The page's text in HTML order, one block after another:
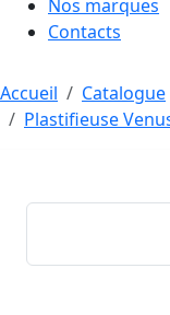
Nos marques
Contacts
Accueil Catalogue
Plastifieuse